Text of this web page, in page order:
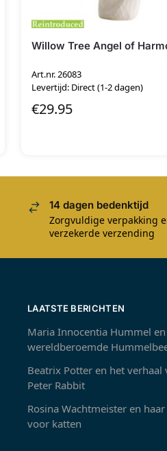
Willow Tree Angel of
Art.nr. 26083
Levertijd: Direct (1-2 dagen)
€29.95
14 dagen bedenktijd
Zorgvuldige verpakking
verzekerde verzending
LAATSTE BERICHTEN
Maria Innocentia Hummel
wereldberoemde
Beatrix Potter en het verhaal
Peter Rabbit
Rosina Wachtmeister en
voor katten